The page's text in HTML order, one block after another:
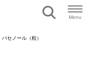
Menu
パセノール（粒）